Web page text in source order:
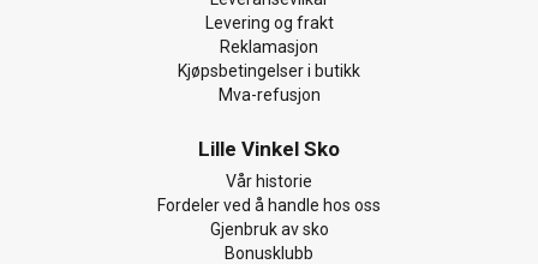
Levering og frakt
Reklamasjon
Kjøpsbetingelser i butikk
Mva-refusjon
Lille Vinkel Sko
Vår historie
Fordeler ved å handle hos oss
Gjenbruk av sko
Bonusklubb